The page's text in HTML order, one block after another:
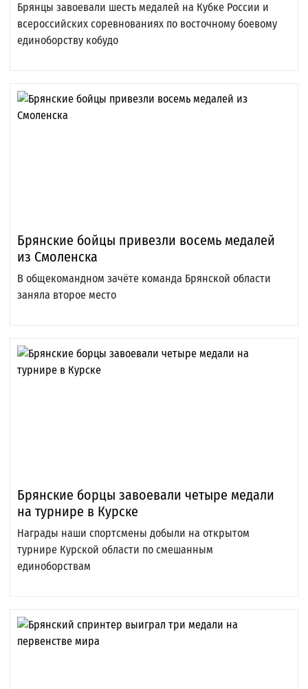
Брянцы завоевали шесть медалей на Кубке России и
всероссийских соревнованиях по восточному боевому
единоборству кобудо
Брянские бойцы привезли восемь медалей
из Смоленска
В общекомандном зачёте команда Брянской области
заняла второе место
Брянские борцы завоевали четыре медали
на турнире в Курске
Награды наши спортсмены добыли на открытом
турнире Курской области по смешанным
единоборствам